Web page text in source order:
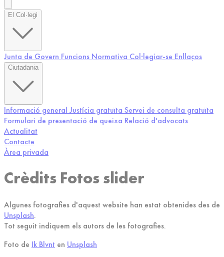
El Col·legi
Junta de Govern Funcions Normativa Col·legiar-se Enllaços
Ciutadania
Informació general Justícia gratuïta Servei de consulta gratuïta
Formulari de presentació de queixa Relació d'advocats
Actualitat
Contacte
Àrea privada
Crèdits Fotos slider
Algunes fotografies d'aquest website han estat obtenides des de
Unsplash.
Tot seguit indiquem els autors de les fotografies.
Foto de Ik Blvnt en Unsplash